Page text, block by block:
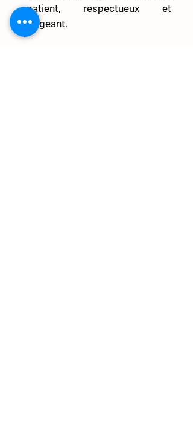
patient, respectueux et
exigeant.